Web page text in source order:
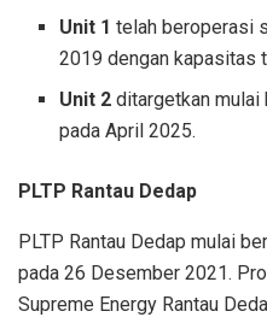
Unit 1 telah beroperasi
2019 dengan kapasitas
Unit 2 ditargetkan
pada April 2025.
PLTP Rantau Dedap
PLTP Rantau Dedap mulai
pada 26 Desember 2021.
Supreme Energy Rantau